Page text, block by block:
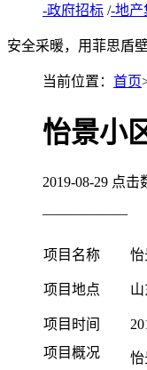
-政府招标 /-地产
安全采暖，用菲思盾壁
当前位置： 首页
怡景小
2019-08-29 点击
——————
项目名称 怡
项目地点
项目时间
项目概况
怡